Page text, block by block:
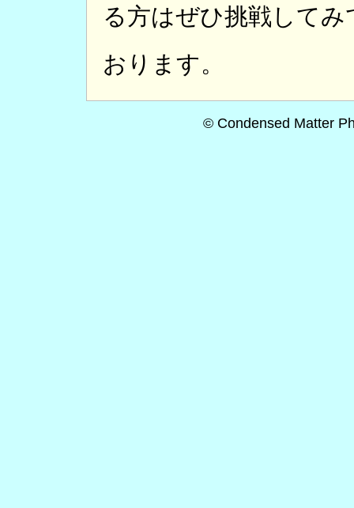
る方はぜひ挑戦して
おります。
© Condensed Matter